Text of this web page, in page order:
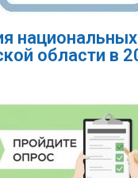
области в